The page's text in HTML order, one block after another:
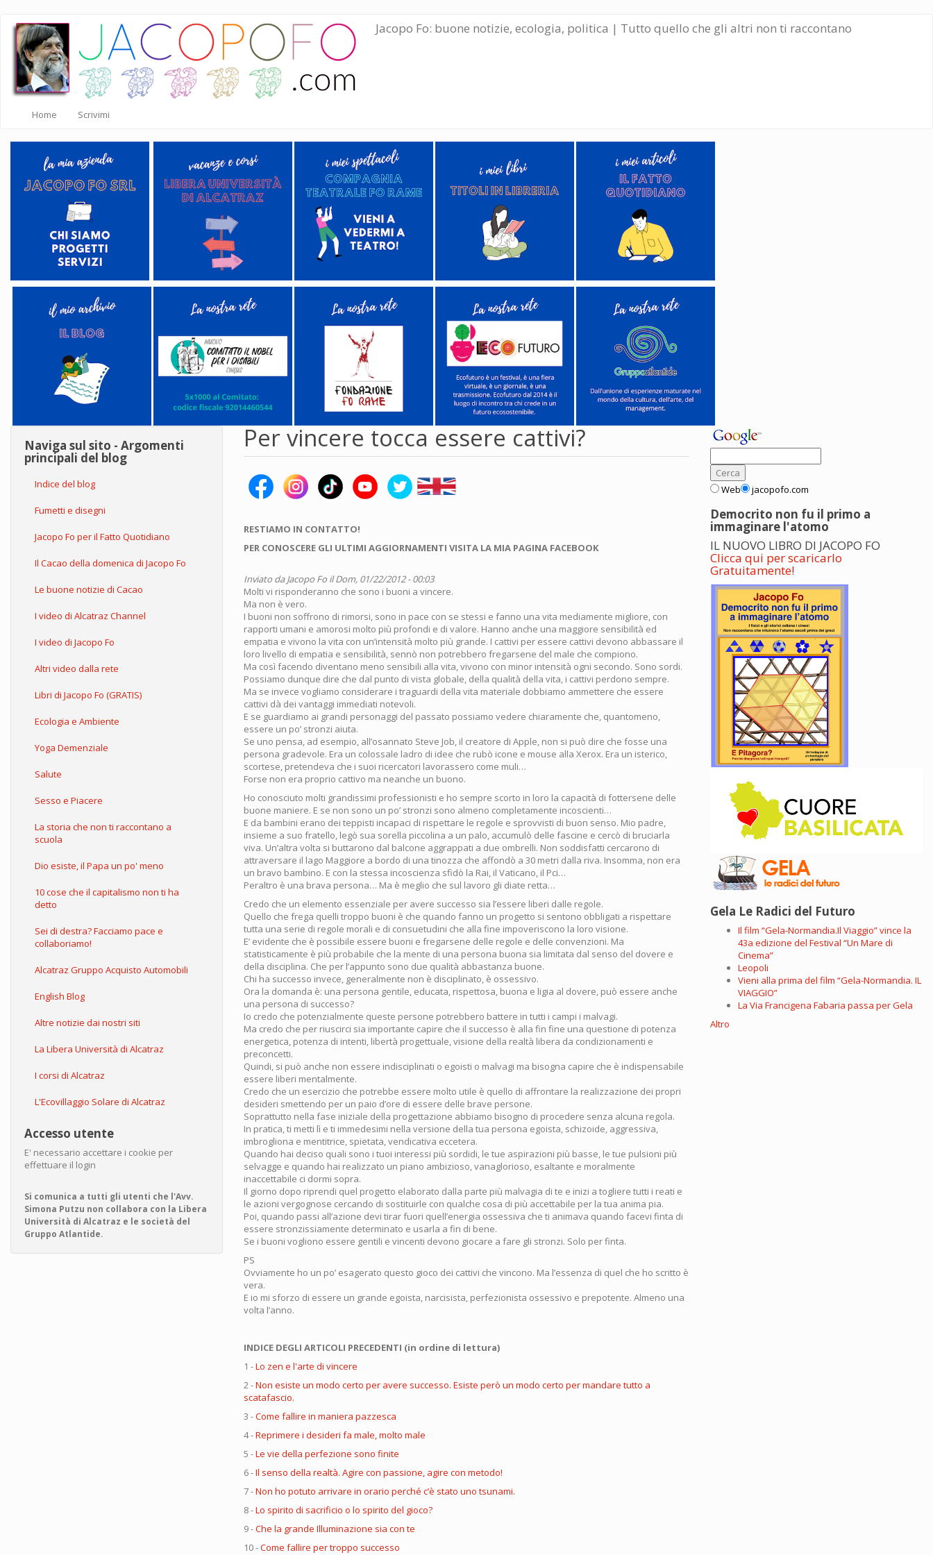
Salta
contenuto
principale
Jacopo Fo: buone notizie, ecologia, politica | Tutto quello che gli altri non ti raccontano
Home Scrivimi
Naviga sul sito - Argomenti
principali del blog
Indice del blog
Fumetti e disegni
Jacopo Fo per il Fatto Quotidiano
Il Cacao della domenica di Jacopo Fo
Le buone notizie di Cacao
I video di Alcatraz Channel
I video di Jacopo Fo
Altri video dalla rete
Libri di Jacopo Fo (GRATIS)
Ecologia e Ambiente
Yoga Demenziale
Salute
Sesso e Piacere
La storia che non ti raccontano a
scuola
Dio esiste, il Papa un po' meno
10 cose che il capitalismo non ti ha
detto
Sei di destra? Facciamo pace e
collaboriamo!
Alcatraz Gruppo Acquisto Automobili
English Blog
Altre notizie dai nostri siti
La Libera Università di Alcatraz
I corsi di Alcatraz
L'Ecovillaggio Solare di Alcatraz
Accesso utente
E' necessario accettare i cookie per
effettuare il login
Si comunica a tutti gli utenti che l'Avv.
Simona Putzu non collabora con la Libera
Università di Alcatraz e le società del
Gruppo Atlantide.
Per vincere tocca essere cattivi?
RESTIAMO IN CONTATTO!
PER CONOSCERE GLI ULTIMI AGGIORNAMENTI VISITA LA MIA PAGINA FACEBOOK
Inviato daJacopo Fo il Dom, 01/22/2012 - 00:03
Molti vi risponderanno che sono i buoni a vincere.
Ma non è vero.
I buoni non soffrono di rimorsi, sono in pace con se stessi e fanno una vita mediamente migliore, con
rapporti umani e amorosi molto più profondi e di valore. Hanno anche una maggiore sensibilità ed
empatia e vivono la vita con un’intensità molto più grande. I cattivi per essere cattivi devono abbassare il
loro livello di empatia e sensibilità, sennò non potrebbero fregarsene del male che compiono.
Ma così facendo diventano meno sensibili alla vita, vivono con minor intensità ogni secondo. Sono sordi.
Possiamo dunque dire che dal punto di vista globale, della qualità della vita, i cattivi perdono sempre.
Ma se invece vogliamo considerare i traguardi della vita materiale dobbiamo ammettere che essere
cattivi dà dei vantaggi immediati notevoli.
E se guardiamo ai grandi personaggi del passato possiamo vedere chiaramente che, quantomeno,
essere un po’ stronzi aiuta.
Se uno pensa, ad esempio, all’osannato Steve Job, il creatore di Apple, non si può dire che fosse una
persona gradevole. Era un colossale ladro di idee che rubò icone e mouse alla Xerox. Era un isterico,
scortese, pretendeva che i suoi ricercatori lavorassero come muli…
Forse non era proprio cattivo ma neanche un buono.
Ho conosciuto molti grandissimi professionisti e ho sempre scorto in loro la capacità di fottersene delle
buone maniere. E se non sono un po’ stronzi sono almeno completamente incoscienti…
E da bambini erano dei teppisti incapaci di rispettare le regole e sprovvisti di buon senso. Mio padre,
insieme a suo fratello, legò sua sorella piccolina a un palo, accumulò delle fascine e cercò di bruciarla
viva. Un’altra volta si buttarono dal balcone aggrappati a due ombrelli. Non soddisfatti cercarono di
attraversare il lago Maggiore a bordo di una tinozza che affondò a 30 metri dalla riva. Insomma, non era
un bravo bambino. E con la stessa incoscienza sfidò la Rai, il Vaticano, il Pci…
Peraltro è una brava persona… Ma è meglio che sul lavoro gli diate retta…
Credo che un elemento essenziale per avere successo sia l’essere liberi dalle regole.
Quello che frega quelli troppo buoni è che quando fanno un progetto si sentono obbligati a rispettare
tutta una serie di regole morali e di consuetudini che alla fine impoveriscono la loro visione.
E’ evidente che è possibile essere buoni e fregarsene delle regole e delle convenzioni. Ma
statisticamente è più probabile che la mente di una persona buona sia limitata dal senso del dovere e
della disciplina. Che per l’appunto sono due qualità abbastanza buone.
Chi ha successo invece, generalmente non è disciplinato, è ossessivo.
Ora la domanda è: una persona gentile, educata, rispettosa, buona e ligia al dovere, può essere anche
una persona di successo?
Io credo che potenzialmente queste persone potrebbero battere in tutti i campi i malvagi.
Ma credo che per riuscirci sia importante capire che il successo è alla fin fine una questione di potenza
energetica, potenza di intenti, libertà progettuale, visione della realtà libera da condizionamenti e
preconcetti.
Quindi, si può anche non essere indisciplinati o egoisti o malvagi ma bisogna capire che è indispensabile
essere liberi mentalmente.
Credo che un esercizio che potrebbe essere molto utile è quello di affrontare la realizzazione dei propri
desideri smettendo per un paio d’ore di essere delle brave persone.
Soprattutto nella fase iniziale della progettazione abbiamo bisogno di procedere senza alcuna regola.
In pratica, ti metti lì e ti immedesimi nella versione della tua persona egoista, schizoide, aggressiva,
imbrogliona e mentitrice, spietata, vendicativa eccetera.
Quando hai deciso quali sono i tuoi interessi più sordidi, le tue aspirazioni più basse, le tue pulsioni più
selvagge e quando hai realizzato un piano ambizioso, vanaglorioso, esaltante e moralmente
inaccettabile ci dormi sopra.
Il giorno dopo riprendi quel progetto elaborato dalla parte più malvagia di te e inizi a togliere tutti i reati e
le azioni vergognose cercando di sostituirle con qualche cosa di più accettabile per la tua anima pia.
Poi, quando passi all’azione devi tirar fuori quell’energia ossessiva che ti animava quando facevi finta di
essere stronzissiamente determinato e usarla a fin di bene.
Se i buoni vogliono essere gentili e vincenti devono giocare a fare gli stronzi. Solo per finta.
PS
Ovviamente ho un po’ esagerato questo gioco dei cattivi che vincono. Ma l’essenza di quel che ho scritto è
vera.
E io mi sforzo di essere un grande egoista, narcisista, perfezionista ossessivo e prepotente. Almeno una
volta l’anno.
INDICE DEGLI ARTICOLI PRECEDENTI (in ordine di lettura)
1 -Lo zen e l'arte di vincere
2 -Non esiste un modo certo per avere successo. Esiste però un modo certo per mandare tutto a
scatafascio.
3 -Come fallire in maniera pazzesca
4 -Reprimere i desideri fa male, molto male
5 -Le vie della perfezione sono finite
6 -Il senso della realtà. Agire con passione, agire con metodo!
7 -Non ho potuto arrivare in orario perché c’è stato uno tsunami.
8 -Lo spirito di sacrificio o lo spirito del gioco?
9 -Che la grande Illuminazione sia con te
10 -Come fallire per troppo successo
Web jacopofo.com
Democrito non fu il primo a
immaginare l'atomo
IL NUOVO LIBRO DI JACOPO FO
Clicca qui per scaricarlo
Gratuitamente!
Gela Le Radici del Futuro
Il film “Gela-Normandia.Il Viaggio” vince la
43a edizione del Festival “Un Mare di
Cinema”
Leopoli
Vieni alla prima del film “Gela-Normandia. IL
VIAGGIO”
La Via Francigena Fabaria passa per Gela
Altro